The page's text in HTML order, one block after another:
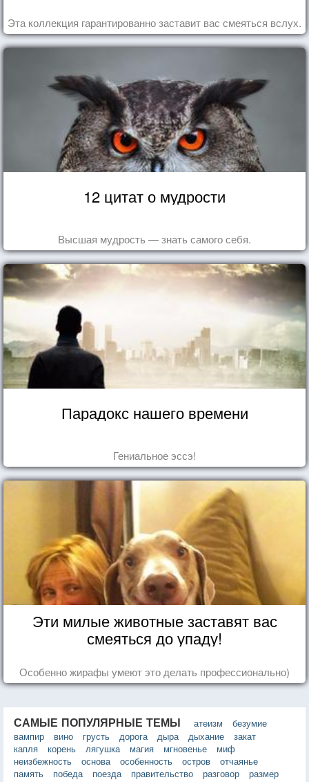
Эта коллекция гарантированно заставит вас смеяться вслух.
12 цитат о мудрости
Высшая мудрость — знать самого себя.
Парадокс нашего времени
Гениальное эссэ!
Эти милые животные заставят вас
смеяться до упаду!
Особенно жирафы умеют это делать профессионально)
САМЫЕ ПОПУЛЯРНЫЕ ТЕМЫ атеизм
безумие
вампир
вино грусть дорога дыра дыхание
закат
капля
корень лягушка магия мгновенье
миф
неизбежность
основа особенность остров
отчаянье
память
победа поезда правительство разговор
размер